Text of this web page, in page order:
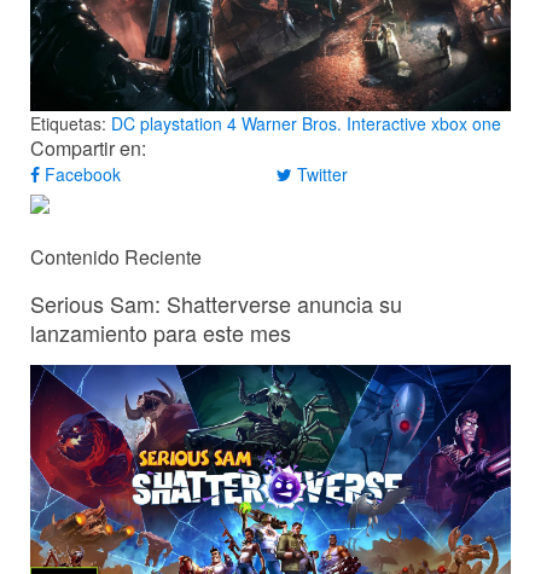
Etiquetas: DC playstation 4 Warner Bros. Interactive xbox one
Compartir en:
Facebook Twitter
Contenido Reciente
Serious Sam: Shatterverse anuncia su
lanzamiento para este mes